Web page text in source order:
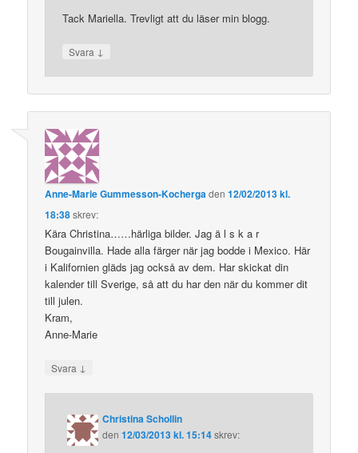
Tack Mariella. Trevligt att du läser min blogg.
Svara ↓
Anne-Marie Gummesson-Kochergaden12/02/2013 kl.
18:38skrev:
Kära Christina……härliga bilder. Jag ä l s k a r
Bougainvilla. Hade alla färger när jag bodde i Mexico. Här
i Kalifornien gläds jag också av dem. Har skickat din
kalender till Sverige, så att du har den när du kommer dit
till julen.
Kram,
Anne-Marie
Svara ↓
Christina Schollin
den12/03/2013 kl. 15:14skrev: